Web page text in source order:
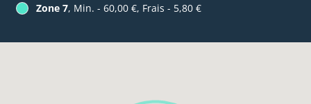
Zone 7, Min. - 60,00 €, Frais - 5,80 €